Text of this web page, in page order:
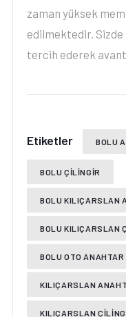
zaman yüksek
edilmektedir. Sizde
tercih ederek
Etiketler BOLU
BOLU ÇILINGIR
BOLU KILIÇARSLAN
BOLU KILIÇARSLAN
BOLU OTO ANAHTAR
KILIÇARSLAN
KILIÇARSLAN